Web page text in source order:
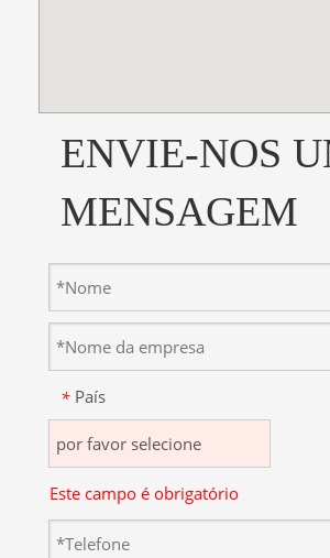
ENVIE-NOS
MENSAGEM
* País
Este campo é obrigatório